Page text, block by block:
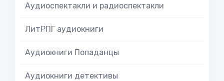
Аудиоспектакли и радиоспектакли
ЛитРПГ аудиокниги
Аудиокниги Попаданцы
Аудиокниги детективы